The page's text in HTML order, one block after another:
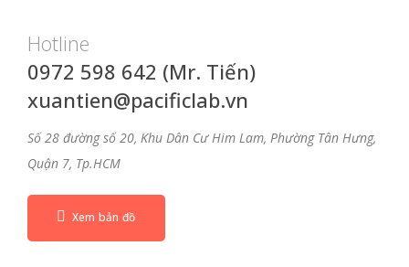
Hotline
0972 598 642 (Mr. Tiến)
xuantien@pacificlab.vn
Số 28 đường số 20, Khu Dân Cư Him Lam, Phường Tân Hưng,
Quận 7, Tp.HCM
Xem bản đồ